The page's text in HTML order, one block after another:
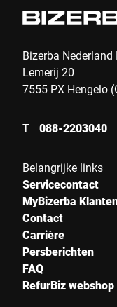
Bizerba Nederland
Lemerij 20
7555 PX Hengelo
T 088-2203040
Belangrijke links
Servicecontact
MyBizerba
Contact
Carrière
Persberichten
FAQ
RefurBiz webshop